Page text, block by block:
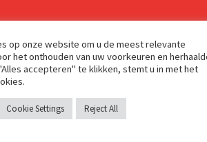
op onze website om u de meest relevante
het onthouden van uw voorkeuren en
accepteren" te klikken, stemt u in met het
Cookie Settings Reject All